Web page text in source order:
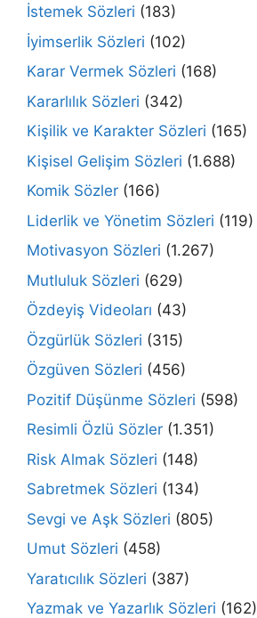
İstemek Sözleri (183)
İyimserlik Sözleri (102)
Karar Vermek Sözleri (168)
Kararlılık Sözleri (342)
Kişilik ve Karakter Sözleri (165)
Kişisel Gelişim Sözleri (1.688)
Komik Sözler (166)
Liderlik ve Yönetim Sözleri (119)
Motivasyon Sözleri (1.267)
Mutluluk Sözleri (629)
Özdeyiş Videoları (43)
Özgürlük Sözleri (315)
Özgüven Sözleri (456)
Pozitif Düşünme Sözleri (598)
Resimli Özlü Sözler (1.351)
Risk Almak Sözleri (148)
Sabretmek Sözleri (134)
Sevgi ve Aşk Sözleri (805)
Umut Sözleri (458)
Yaratıcılık Sözleri (387)
Yazmak ve Yazarlık Sözleri (162)